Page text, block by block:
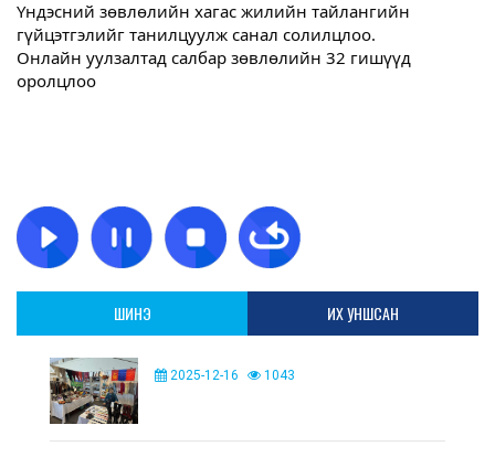
Үндэсний зөвлөлийн хагас жилийн тайлангийн
гүйцэтгэлийг танилцуулж санал солилцлоо.
Онлайн уулзалтад салбар зөвлөлийн 32 гишүүд
оролцлоо
ШИНЭ ИХ УНШСАН
2025-12-16 1043